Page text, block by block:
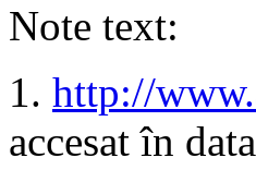
Note text:
1. http://
accesat în